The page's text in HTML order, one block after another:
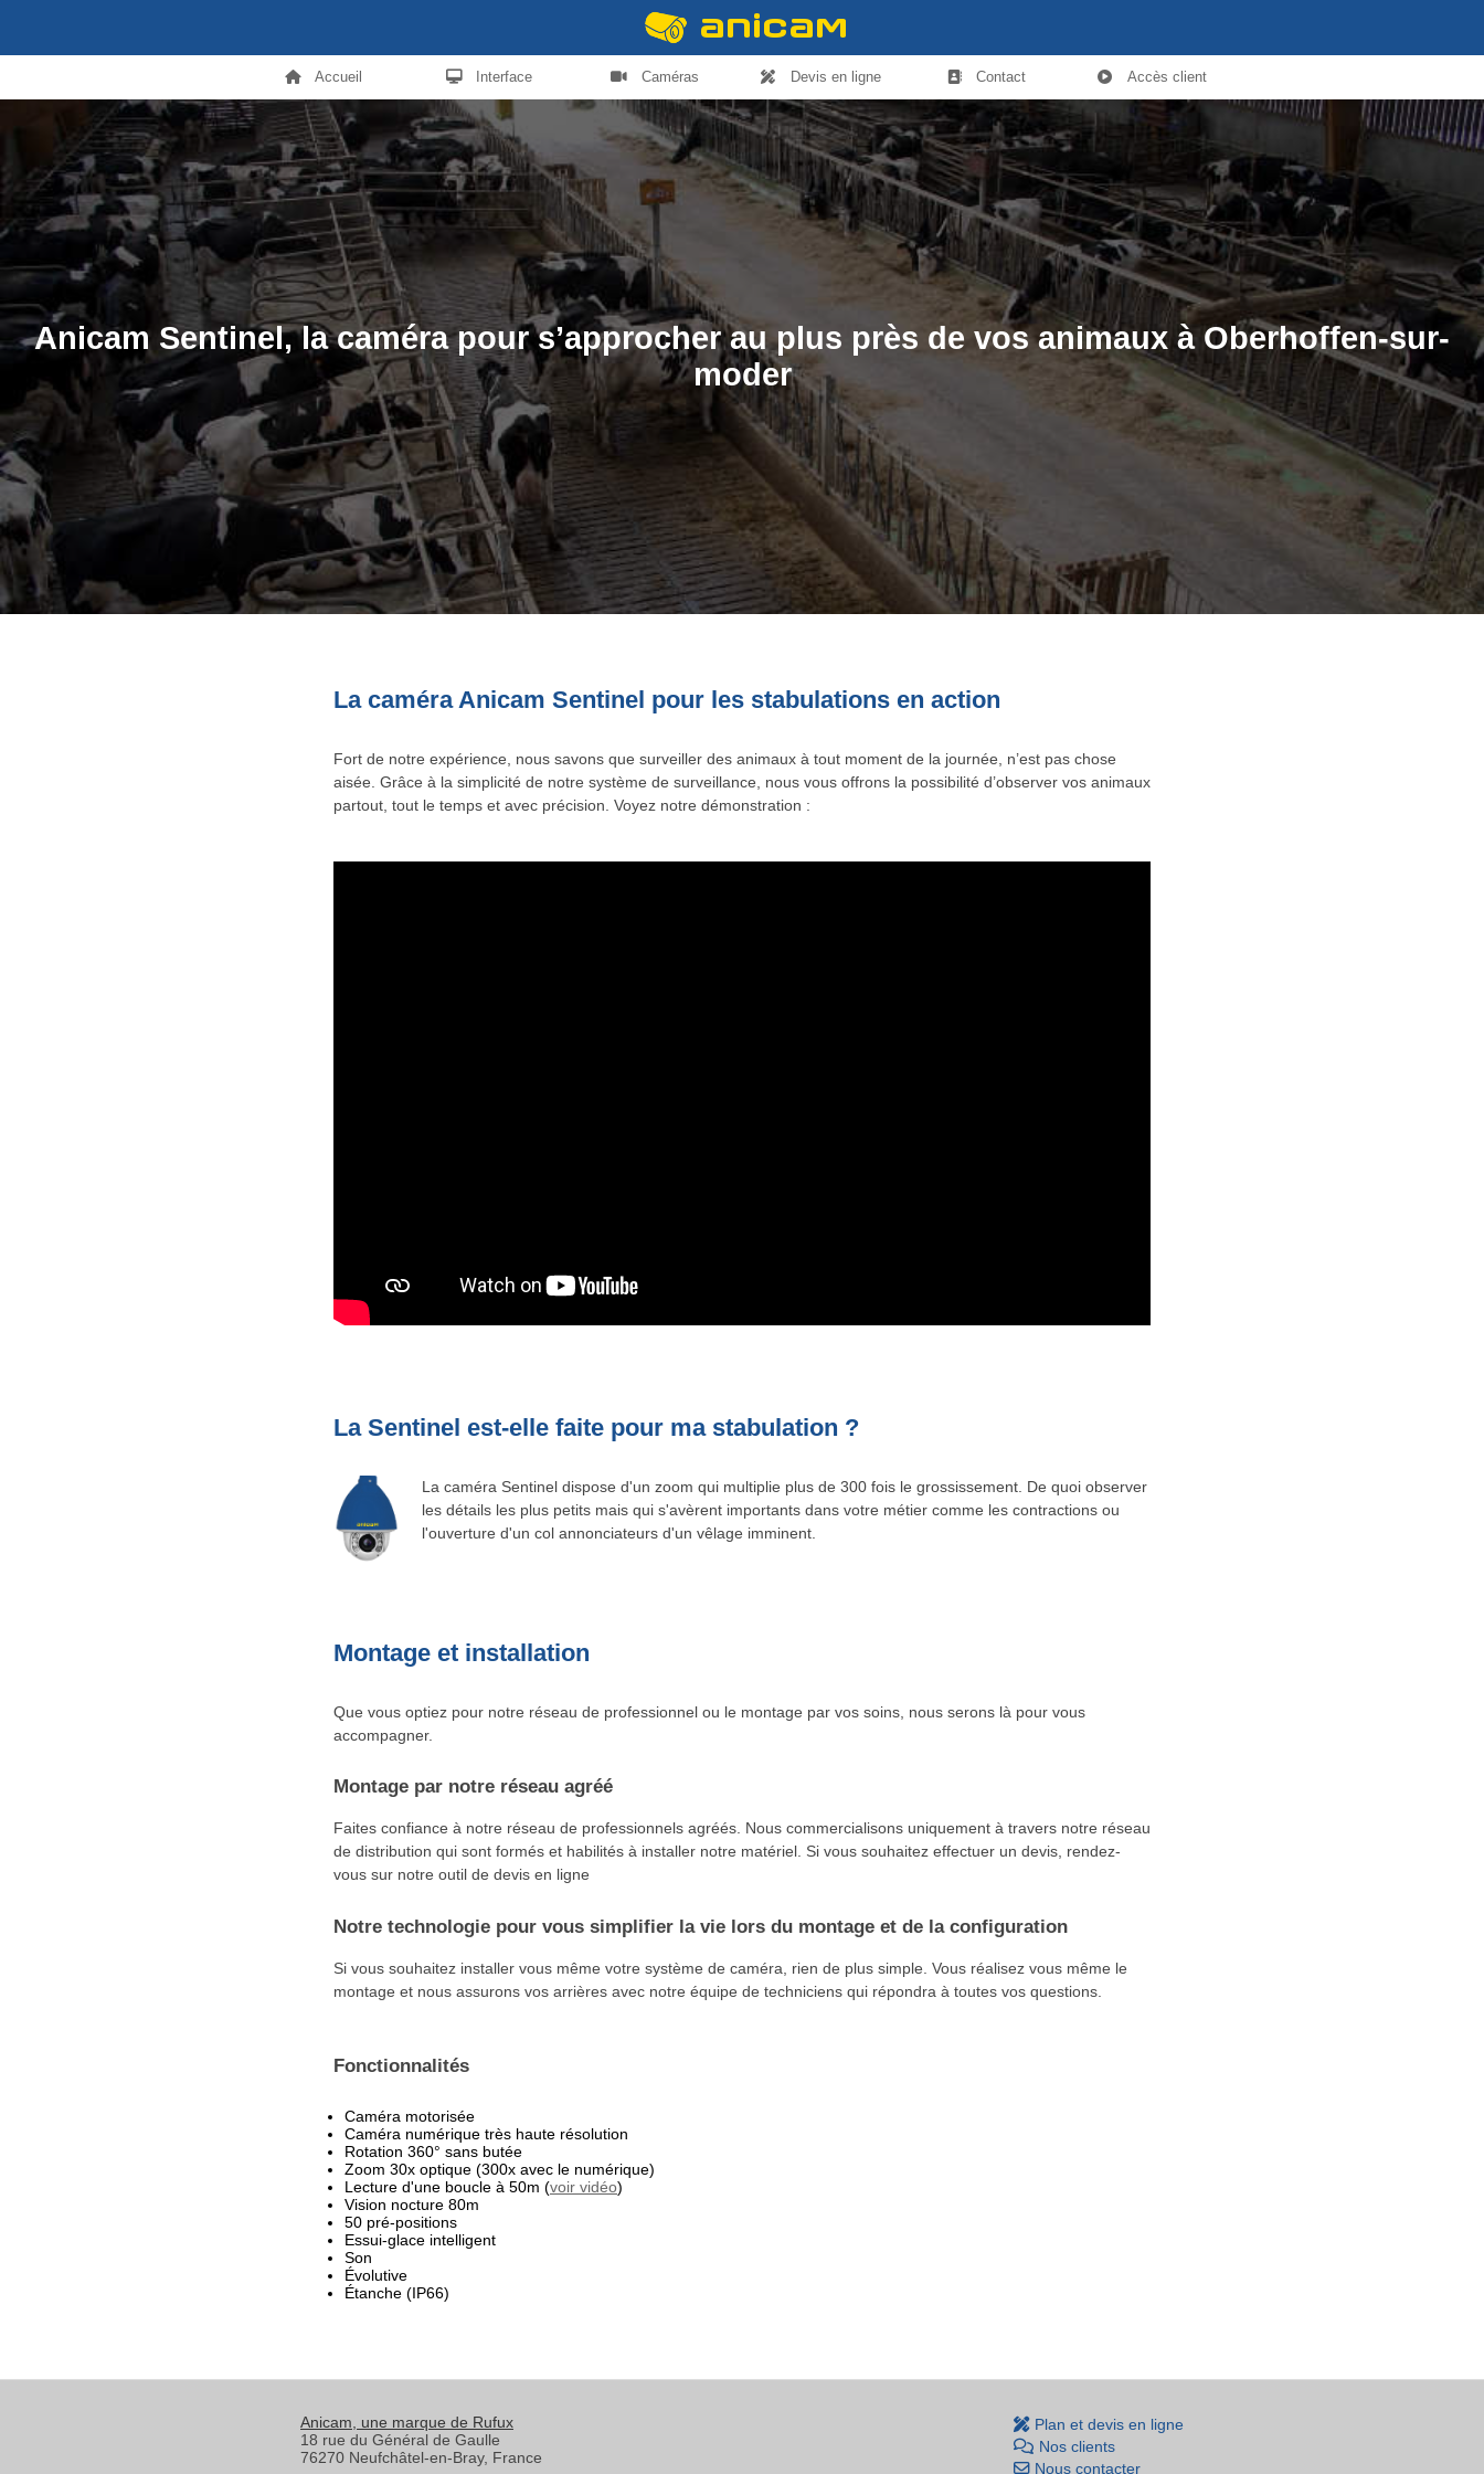
Accueil Interface Caméras Devis en ligne Contact Accès client
Anicam Sentinel, la caméra pour s’approcher au plus près de vos animaux à Oberhoffen-sur-
moder
La caméra Anicam Sentinel pour les stabulations en action
Fort de notre expérience, nous savons que surveiller des animaux à tout moment de la journée, n’est pas chose
aisée. Grâce à la simplicité de notre système de surveillance, nous vous offrons la possibilité d’observer vos animaux
partout, tout le temps et avec précision. Voyez notre démonstration :
La Sentinel est-elle faite pour ma stabulation ?
La caméra Sentinel dispose d'un zoom qui multiplie plus de 300 fois le grossissement. De quoi observer
les détails les plus petits mais qui s'avèrent importants dans votre métier comme les contractions ou
l'ouverture d'un col annonciateurs d'un vêlage imminent.
Montage et installation
Que vous optiez pour notre réseau de professionnel ou le montage par vos soins, nous serons là pour vous
accompagner.
Montage par notre réseau agréé
Faites confiance à notre réseau de professionnels agréés. Nous commercialisons uniquement à travers notre réseau
de distribution qui sont formés et habilités à installer notre matériel. Si vous souhaitez effectuer un devis, rendez-
vous sur notre outil de devis en ligne
Notre technologie pour vous simplifier la vie lors du montage et de la configuration
Si vous souhaitez installer vous même votre système de caméra, rien de plus simple. Vous réalisez vous même le
montage et nous assurons vos arrières avec notre équipe de techniciens qui répondra à toutes vos questions.
Fonctionnalités
Caméra motorisée
Caméra numérique très haute résolution
Rotation 360° sans butée
Zoom 30x optique (300x avec le numérique)
Lecture d'une boucle à 50m (voir vidéo)
Vision nocture 80m
50 pré-positions
Essui-glace intelligent
Son
Évolutive
Étanche (IP66)
Plan et devis en ligne
Nos clients
Nous contacter
Anicam , une marque de Rufux
18 rue du Général de Gaulle
76270 Neufchâtel-en-Bray, France